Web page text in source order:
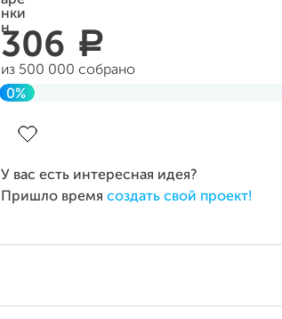
306 a
из 500 000 собрано
0%
У вас есть интересная идея?
Пришло время создать свой проект!